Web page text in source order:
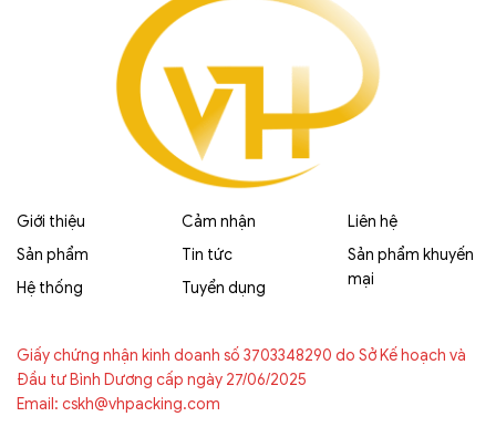
Giới thiệu
Sản phẩm
Hệ thống
Cảm nhận
Tin tức
Tuyển dụng
Liên hệ
Sản phẩm khuyến
mại
Giấy chứng nhận kinh doanh số 3703348290 do Sở Kế hoạch và
Đầu tư Bình Dương cấp ngày 27/06/2025
Email: cskh@vhpacking.com